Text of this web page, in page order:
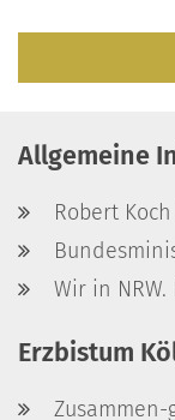
Allgemeine
Robert
Wir in NRW.
Erzbistum
Zusammen-